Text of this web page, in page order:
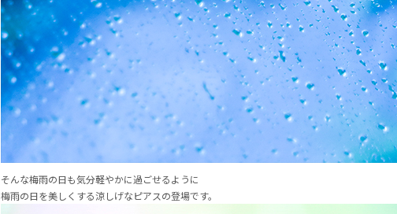
そんな梅雨の日も気分軽やかに過ごせるように
梅雨の日を美しくする涼しげなピアスの登場です。